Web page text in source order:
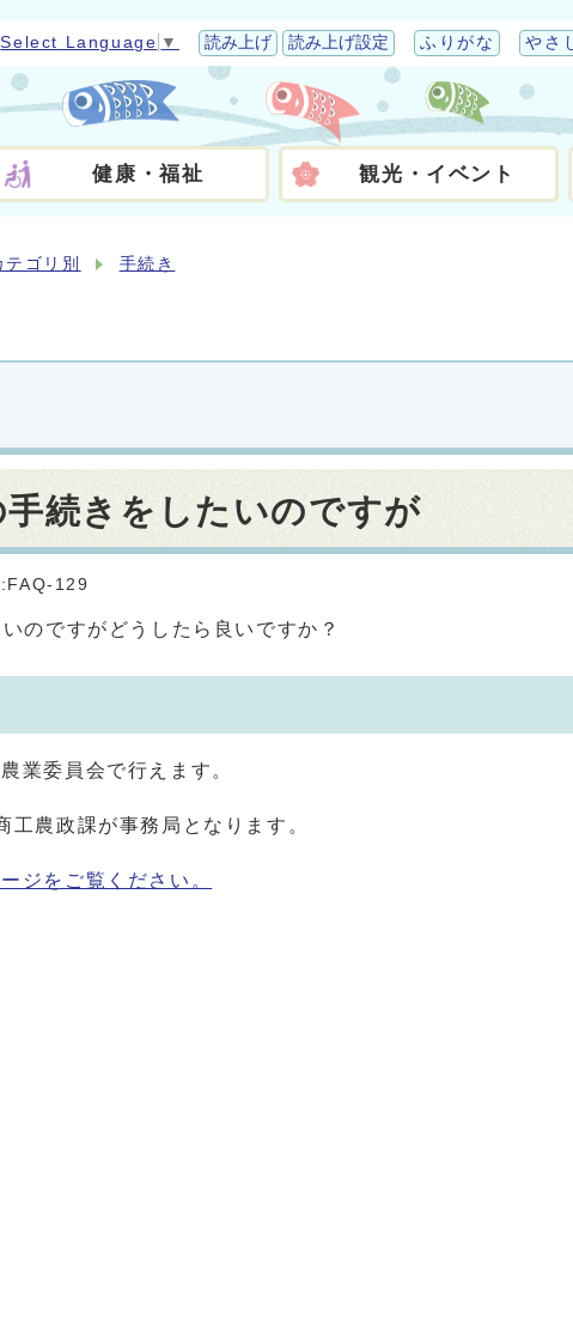
Select Language ▼ 読み上げ 読み上げ設定 ふりがな やさ
健康・福祉 観光・イベント
テゴリ別 手続き
続きをしたいのですが
129
のですがどうしたら良いですか？
業委員会で行えます。
工農政課が事務局となります。
ジをご覧ください。